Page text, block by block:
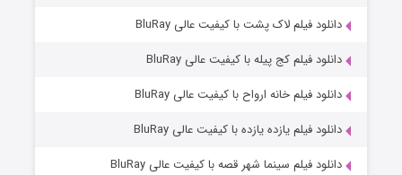
دانلود فیلم لاک پشت با کیفیت عالی BluRay
دانلود فیلم کج‌ پیله با کیفیت عالی BluRay
دانلود فیلم خانه ارواح با کیفیت عالی BluRay
دانلود فیلم یازده یازده با کیفیت عالی BluRay
دانلود فیلم سینما شهر قصه با کیفیت عالی BluRay